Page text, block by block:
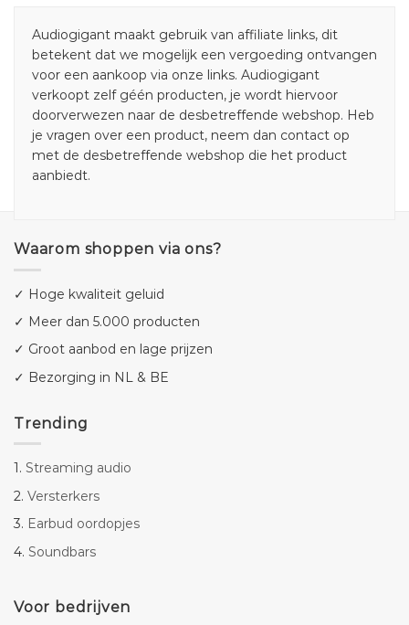
Audiogigant maakt gebruik van affiliate links, dit
betekent dat we mogelijk een vergoeding ontvangen
voor een aankoop via onze links. Audiogigant
verkoopt zelf géén producten, je wordt hiervoor
doorverwezen naar de desbetreffende webshop. Heb
je vragen over een product, neem dan contact op
met de desbetreffende webshop die het product
aanbiedt.
Waarom shoppen via ons?
✓ Hoge kwaliteit geluid
✓ Meer dan 5.000 producten
✓ Groot aanbod en lage prijzen
✓ Bezorging in NL & BE
Trending
1. Streaming audio
2. Versterkers
3. Earbud oordopjes
4. Soundbars
Voor bedrijven